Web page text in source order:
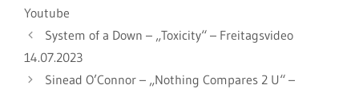
Youtube
System of a Down – „Toxicity“ – Freitagsvideo
14.07.2023
Sinead O’Connor – „Nothing Compares 2 U“ –